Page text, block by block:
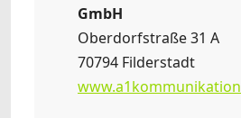
GmbH
Oberdorfstraße 31 A
70794 Filderstadt